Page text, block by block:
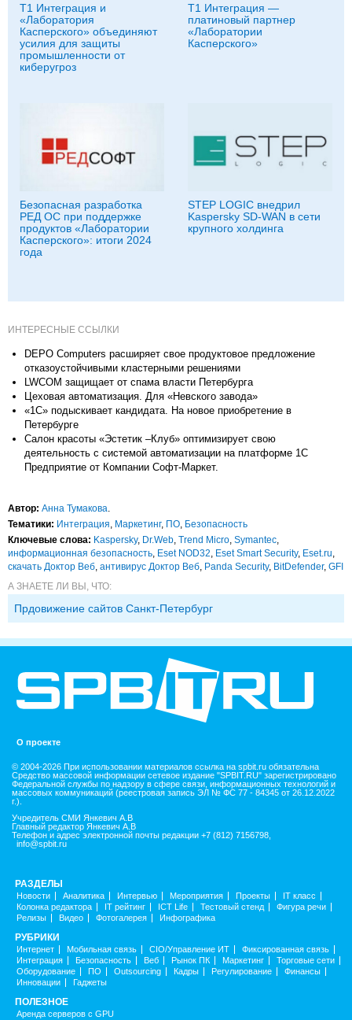
Т1 Интеграция и
«Лаборатория
Касперского» объединяют
усилия для защиты
промышленности от
киберугроз
Т1 Интеграция —
платиновый партнер
«Лаборатории
Касперского»
Безопасная разработка
РЕД ОС при поддержке
продуктов «Лаборатории
Касперского»: итоги 2024
года
STEP LOGIC внедрил
Kaspersky SD-WAN в сети
крупного холдинга
ИНТЕРЕСНЫЕ ССЫЛКИ
DEPO Computers расширяет свое продуктовое предложение
отказоустойчивыми кластерными решениями
LWCOM защищает от спама власти Петербурга
Цеховая автоматизация. Для «Невского завода»
«1С» подыскивает кандидата. На новое приобретение в
Петербурге
Салон красоты «Эстетик –Клуб» оптимизирует свою
деятельность с системой автоматизации на платформе 1С
Предприятие от Компании Софт-Маркет.
Автор: Анна Тумакова
Тематики: Интеграция Маркетинг, ПО Безопасность
Ключевые слова: Kaspersky, Dr.Web Trend Micro Symantec
информационная безопасность Eset NOD32 Eset Smart Security, Eset.ru
скачать Доктор Веб антивирус Доктор Веб Panda Security, BitDefender, GFI
А ЗНАЕТЕ ЛИ ВЫ, ЧТО:
Прдовижение сайтов Санкт-Петербург
О проекте
© 2004-2026 При использовании материалов ссылка на spbit.ru обязательна
Средство массовой информации сетевое издание "SPBIT.RU" зарегистрировано
Федеральной службы по надзору в сфере связи, информационных технологий и
массовых коммуникаций (реестровая запись ЭЛ № ФС 77 - 84345 от 26.12.2022
г.).
Учредитель СМИ Янкевич А.В
Главный редактор Янкевич А.В
Телефон и адрес электронной почты редакции +7 (812) 7156798,
info@spbit.ru
РАЗДЕЛЫ
Новости Аналитика Интервью Мероприятия Проекты
IT класс
Колонка редактора
IT рейтинг ICT Life Тестовый стенд
Фигура речи
Релизы
Видео Фотогалерея Инфографика
РУБРИКИ
Интернет Мобильная связь CIO/Управление ИТ
Фиксированная связь
Интеграция
Безопасность Веб Рынок ПК Маркетинг
Торговые сети
Оборудование
ПО Outsourcing Кадры Регулирование
Финансы
Инновации
Гаджеты
ПОЛЕЗНОЕ
Аренда серверов с GPU